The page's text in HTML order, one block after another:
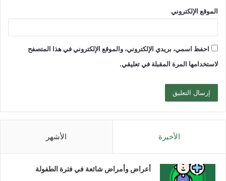
الموقع الإلكتروني
احفظ اسمي، بريدي الإلكتروني، والموقع الإلكتروني في هذا المتصفح
لاستخدامها المرة المقبلة في تعليقي.
الأخيرة الأشهر
أعراض وأمراض شائعة في فترة الطفولة